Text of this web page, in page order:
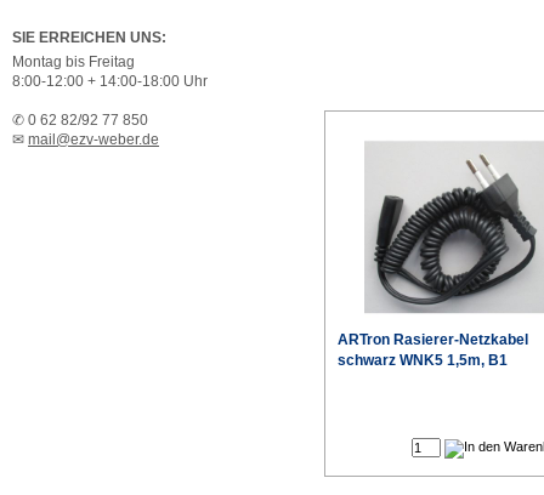
SIE ERREICHEN UNS:
Montag bis Freitag
8:00-12:00 + 14:00-18:00 Uhr
✆ 0 62 82/92 77 850
✉ mail@ezv-weber.de
ARTron Rasierer-Netzkabel
schwarz WNK5 1,5m, B1